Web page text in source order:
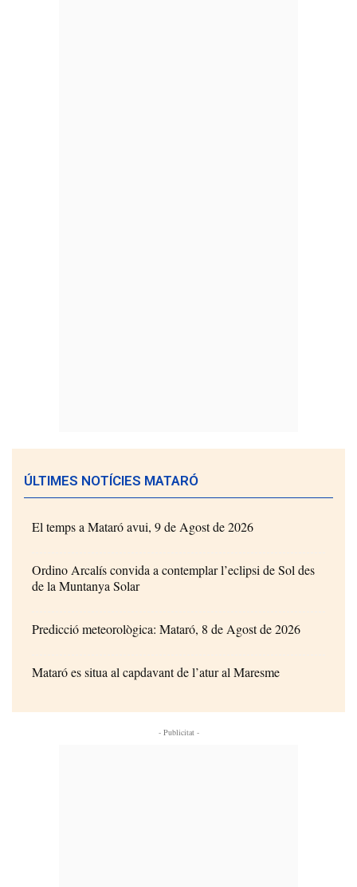
ÚLTIMES NOTÍCIES MATARÓ
El temps a Mataró avui, 9 de Agost de 2026
Ordino Arcalís convida a contemplar l’eclipsi de Sol des
de la Muntanya Solar
Predicció meteorològica: Mataró, 8 de Agost de 2026
Mataró es situa al capdavant de l’atur al Maresme
- Publicitat -